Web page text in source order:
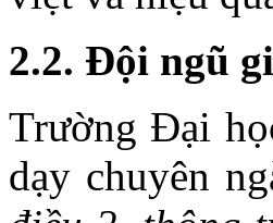
2.2. Đội ngũ
Trường Đại
dạy chuyên